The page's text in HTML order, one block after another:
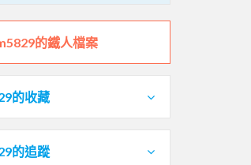
的鐵人檔案
的收藏
的追蹤